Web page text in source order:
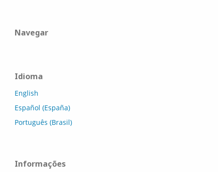
Navegar
Idioma
English
Español (España)
Português (Brasil)
Informações